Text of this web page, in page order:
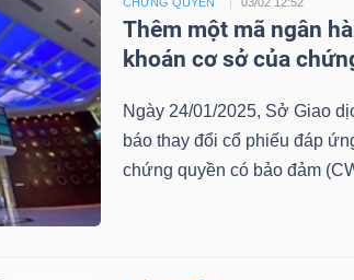
CHỨNG QUYỀN 03/02 12:52
Thêm một mã ngân
khoán cơ sở của
Ngày 24/01/2025, Sở Giao
báo thay đổi cổ phiếu đáp
chứng quyền có bảo đảm